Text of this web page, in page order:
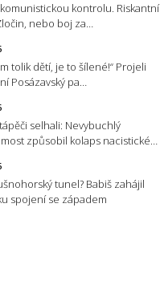
kontrolu. Riskantní
nebo boj za…
tolik dětí, je to šílené!“ Projeli
Posázavský pa…
selhali: Nevybuchlý
způsobil kolaps nacistické…
tunel? Babiš zahájil
spojení se západem